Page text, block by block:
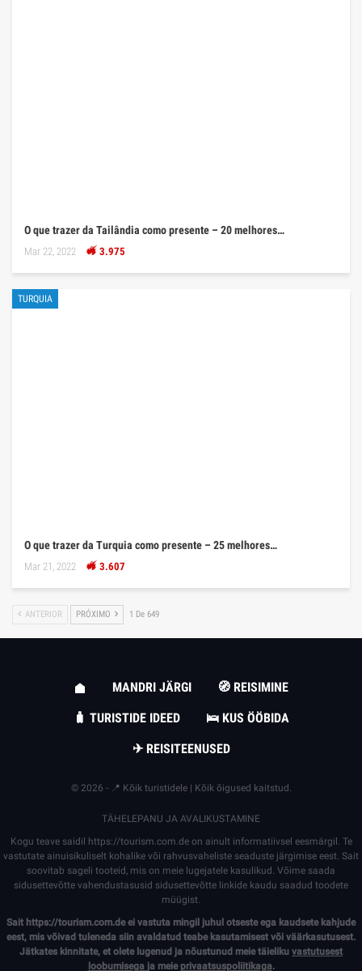
O que trazer da Tailândia como presente – 20 melhores…
Mar 22, 2022 3.975
TURQUIA
O que trazer da Turquia como presente – 25 melhores…
Mar 21, 2022 3.607
ANTERIOR PRÓXIMO 1 De 649
MANDRI JÄRGI
🧭 REISIMINE
🧳 TURISTIDE IDEED
🛌 KUS ÖÖBIDA
✈ REISITEENUSED
© 2026 - 📍 Kõik turistidele | Kõik õigused kaitstud.
TÄHELEPANU JA AVALIKUSTAMINE
Kogu teave saidil
https://tourism.com.deon ainult informatiivsel eesmärgil. Te
vastutate ainuisikuliselt kohalike või rahvusvaheliste seaduste järgimise eest. Sait
soovitab sageli tooteid, mis on meie lugejatele kasulikud. Võime saada
sidusettevõtte vahendustasusid sidusettevõtte linkide kaudu saadud toodete
müügist.
Sait https://tourism.com.deei vastuta mingil juhul otseste ega kaudsete kahjude
eest, mis võivad tuleneda siin avaldatud teabe kasutamisest või väärkasutusest.
Jätkates kinnitate, et olete lugenud ja nõustunud meie täieliku vastutusest
loobumisega ja meie privaatsuspoliitikaga.